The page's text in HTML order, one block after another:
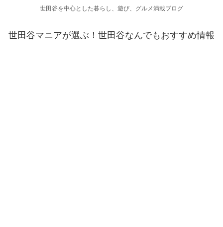
世田谷を中心とした暮らし、遊び、グルメ満載ブログ
世田谷マニアが選ぶ！世田谷なんでもおすすめ情報